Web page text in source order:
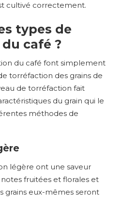
cultivé correctement.
types de
café ?
du café font simplement
torréfaction des grains de
de torréfaction fait
du grain qui le
méthodes de
légère ont une saveur
fruitées et florales et
grains eux-mêmes seront